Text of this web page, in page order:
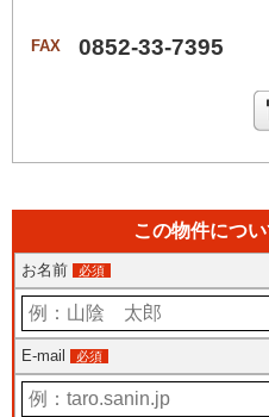
FAX 0852-33-7395